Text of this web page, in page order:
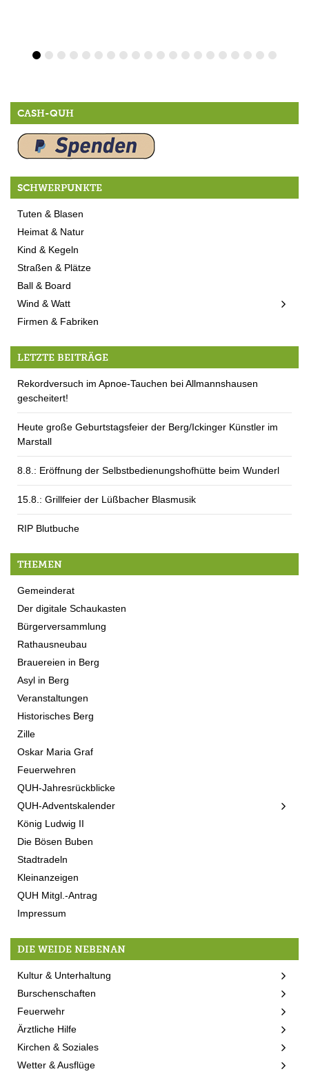
CASH-QUH
SCHWERPUNKTE
Tuten & Blasen
Heimat & Natur
Kind & Kegeln
Straßen & Plätze
Ball & Board
Wind & Watt
Firmen & Fabriken
LETZTE BEITRÄGE
Rekordversuch im Apnoe-Tauchen bei Allmannshausen
gescheitert!
Heute große Geburtstagsfeier der Berg/Ickinger Künstler im
Marstall
8.8.: Eröffnung der Selbstbedienungshofhütte beim Wunderl
15.8.: Grillfeier der Lüßbacher Blasmusik
RIP Blutbuche
THEMEN
Gemeinderat
Der digitale Schaukasten
Bürgerversammlung
Rathausneubau
Brauereien in Berg
Asyl in Berg
Veranstaltungen
Historisches Berg
Zille
Oskar Maria Graf
Feuerwehren
QUH-Jahresrückblicke
QUH-Adventskalender
König Ludwig II
Die Bösen Buben
Stadtradeln
Kleinanzeigen
QUH Mitgl.-Antrag
Impressum
DIE WEIDE NEBENAN
Kultur & Unterhaltung
Burschenschaften
Feuerwehr
Ärztliche Hilfe
Kirchen & Soziales
Wetter & Ausflüge